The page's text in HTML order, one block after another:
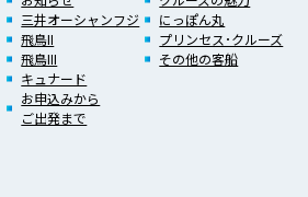
三井オーシャンフジ
飛鳥II
飛鳥III
キュナード
お申込みから
ご出発まで
にっぽん丸
プリンセス･クルーズ
その他の客船